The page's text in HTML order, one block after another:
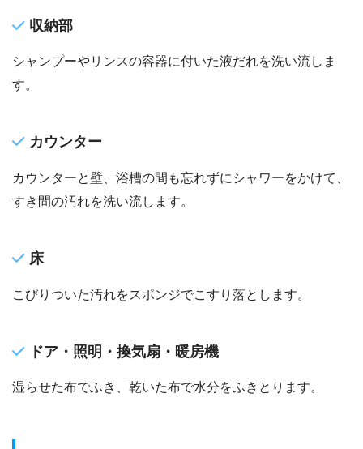
収納部
シャンプーやリンスの容器に付いた液だれを洗い流しま
す。
カウンター
カウンターと壁、浴槽の間も忘れずにシャワーをかけて、
すき間の汚れを洗い流します。
床
こびりついた汚れをスポンジでこすり落とします。
ドア・照明・換気扇・暖房機
湿らせた布でふき、乾いた布で水分をふきとります。